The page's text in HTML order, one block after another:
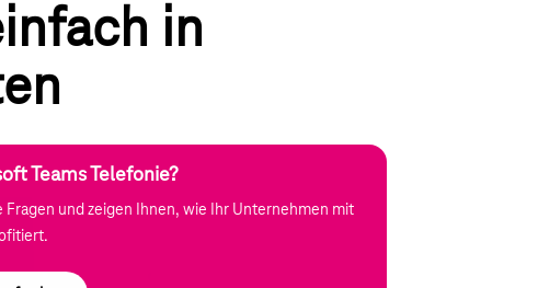
in
Teams Telefonie?
und zeigen Ihnen, wie Ihr Unternehmen mit